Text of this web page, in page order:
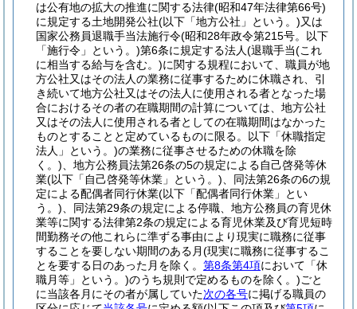
は公有地の拡大の推進に関する法律(昭和47年法律第66号)
に規定する土地開発公社(以下「地方公社」という。)又は
国家公務員退職手当法施行令(昭和28年政令第215号。以下
「施行令」という。)第6条に規定する法人(退職手当(これ
に相当する給与を含む。)に関する規程において、職員が地
方公社又はその法人の業務に従事するために休職され、引
き続いて地方公社又はその法人に使用される者となった場
合におけるその者の在職期間の計算については、地方公社
又はその法人に使用される者としての在職期間はなかった
ものとすることと定めているものに限る。以下「休職指定
法人」という。)の業務に従事させるための休職を除
く。) 、地方公務員法第26条の5の規定による自己啓発等休
業(以下「自己啓発等休業」という。) 、同法第26条の6の規
定による配偶者同行休業(以下「配偶者同行休業」とい
う。) 、同法第29条の規定による停職、地方公務員の育児休
業等に関する法律第2条の規定による育児休業及び育児短時
間勤務その他これらに準ずる事由により現実に職務に従事
することを要しない期間のある月(現実に職務に従事するこ
とを要する日のあった月を除く。 第8条第4項において「休
職月等」という。)のうち規則で定めるものを除く。)ごと
に当該各月にその者が属していた次の各号に掲げる職員の